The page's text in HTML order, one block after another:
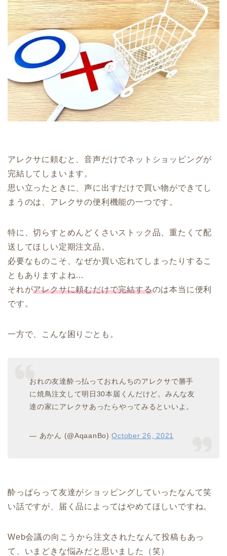
アレクサに頼むと、音声だけでネットショッピングが
完結してしまいます。
思い立ったときに、声に出すだけで買い物ができてし
まうのは、アレクサの便利機能の一つです。
特に、切らすとめんどくさいストック品、重たくて配
送してほしい定期注文品。
必要なものこそ、なぜか買い忘れてしまったりするこ
ともありますよね…
それがアレクサに頼むだけで完結するのは本当に便利
です。
一方で、こんな困りごとも。
おれの友達酔っ払っておれんちのアレクサで勝手
に焼鳥注文して明日30本届くんだけど。みんな友
達の家にアレクサあったらやってみるといいよ。
— あかん (@AqaanBo)October 26, 2021
酔っぱらって友達がショッピングしていったなんて笑
い話ですが、届く品によってはやめてほしいですね。
Web会議の向こうから注文されたなんて投稿もあっ
て、いまどきな悩みだと思いました（笑）